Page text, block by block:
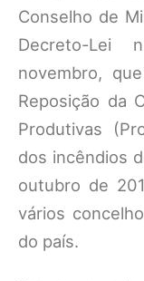
Conselho de
Decreto-Lei
novembro,
Reposição da
Produtivas
dos incêndios
outubro de
vários
do país.